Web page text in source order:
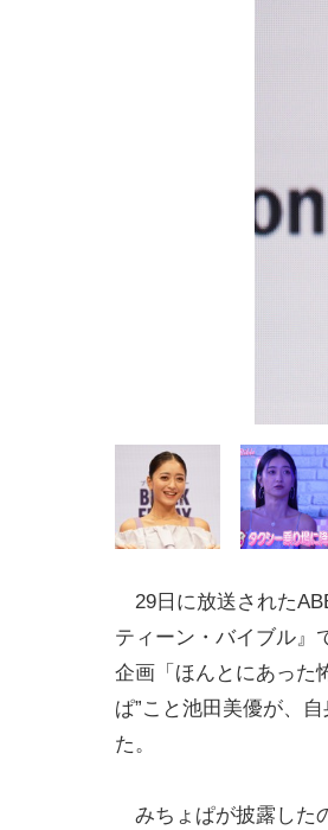
29日に放送された
ティーン・バイブル』
企画「ほんとにあった
ぱ”こと池田美優が、
た。
みちょぱが披露した